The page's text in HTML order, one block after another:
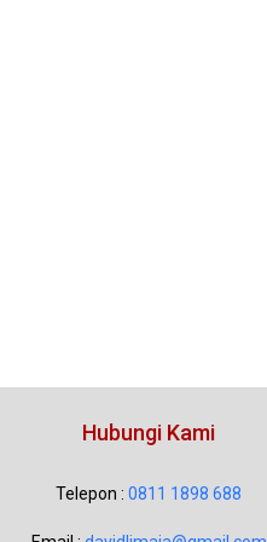
Hubungi Kami
Telepon : 0811 1898 688